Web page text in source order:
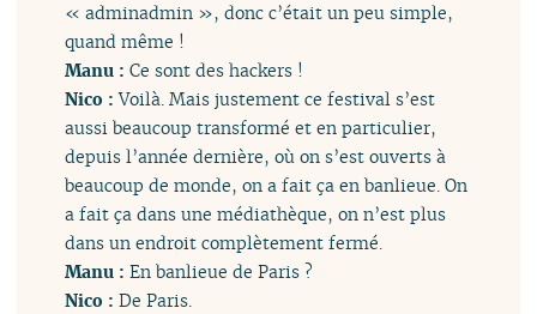
« adminadmin », donc c’était un peu simple,
quand même !
Manu :Ce sont des hackers !
Nico :Voilà. Mais justement ce festival s’est
aussi beaucoup transformé et en particulier,
depuis l’année dernière, où on s’est ouverts à
beaucoup de monde, on a fait ça en banlieue. On
a fait ça dans une médiathèque, on n’est plus
dans un endroit complètement fermé.
Manu :En banlieue de Paris ?
Nico :De Paris.